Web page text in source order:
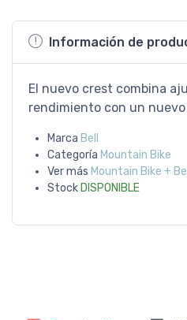
Información de
El nuevo crest combina
rendimiento con un
Marca Bell
Categoría Mountain Bike
Ver más Mountain Bike + Bell
Stock DISPONIBLE